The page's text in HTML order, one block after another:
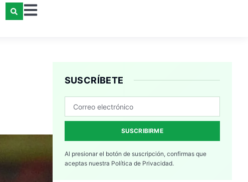
SUSCRÍBETE
SUSCRIBIRME
Al presionar el botón de suscripción, confirmas que
aceptas nuestra Política de Privacidad.